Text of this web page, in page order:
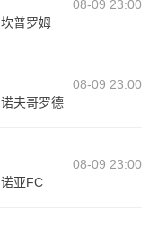
08-09 23:00
坎普罗姆
08-09 23:00
诺夫哥罗德
08-09 23:00
诺亚FC